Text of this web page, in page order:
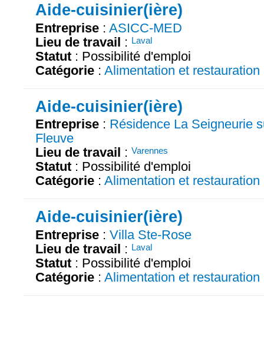
Aide-cuisinier(ière)
Entreprise : ASICC-MED
Lieu de travail : Laval
Statut : Possibilité d'emploi
Catégorie : Alimentation et restauration
Aide-cuisinier(ière)
Entreprise : Résidence La Seigneurie
Fleuve
Lieu de travail : Varennes
Statut : Possibilité d'emploi
Catégorie : Alimentation et restauration
Aide-cuisinier(ière)
Entreprise : Villa Ste-Rose
Lieu de travail : Laval
Statut : Possibilité d'emploi
Catégorie : Alimentation et restauration